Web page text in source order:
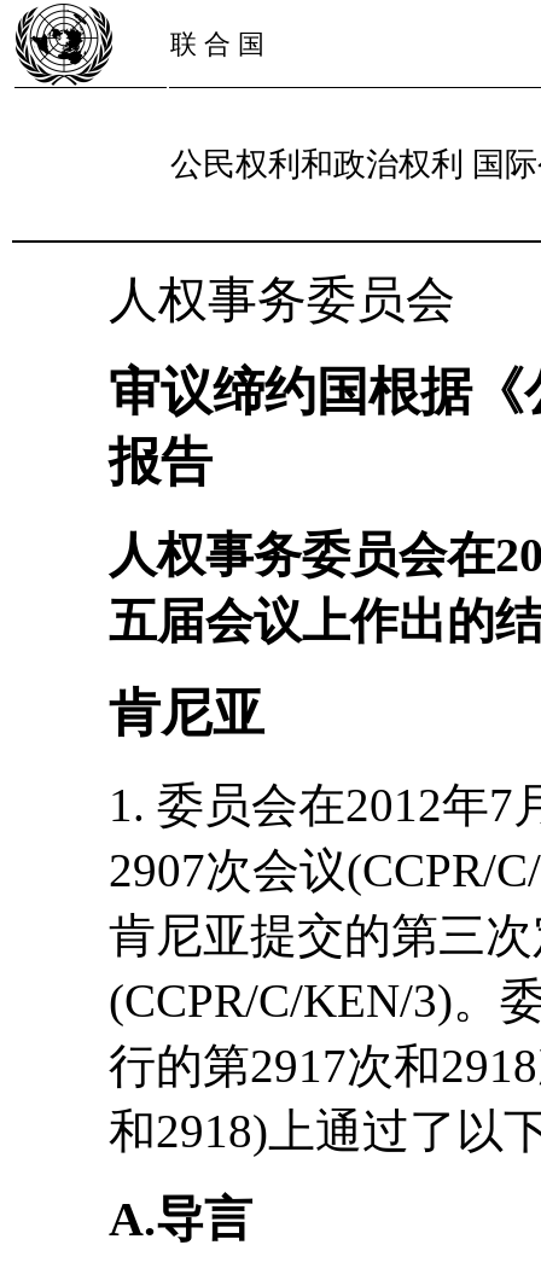
联 合 国
公民权利和政治权利 国
人权事务委员会
审议缔约国根据
报告
人权事务委员会在
五届会议上作出的
肯尼亚
1. 委员会在2012年7
2907次会议(CCPR/
肯尼亚提交的第三
(CCPR/C/KEN/3)。
行的第2917次和
和2918)上通过了以
A.导言